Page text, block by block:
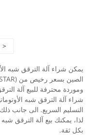
<
يمكن شراء آلة الترقق شبه
وموردة محترفة للبيع آلة
شراء آلة الترقق شبه
التسليم السريع. الى جانب
لذا، يمكنك بيع آلة الترقق
بكل ثقة.